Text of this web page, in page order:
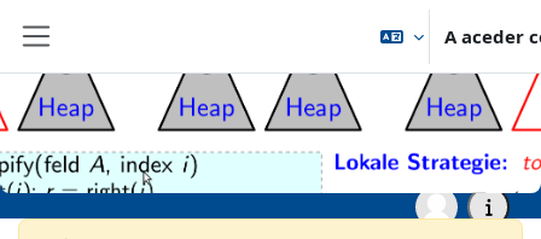
A aceder
Archiv
WS20: Algorithmen und
Datenstrukturen